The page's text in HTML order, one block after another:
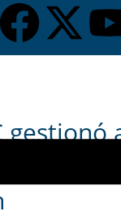
gestionó